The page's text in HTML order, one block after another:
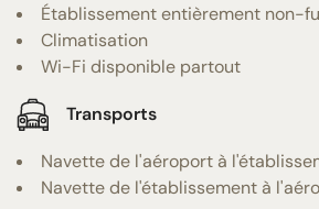
Établissement entièrement non-
Climatisation
Wi-Fi disponible partout
Transports
Navette de l'aéroport à
Navette de l'établissement à